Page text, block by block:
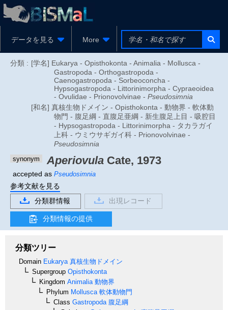
データを見る More
分類 : [学名] Eukarya - Opisthokonta - Animalia - Mollusca -
Gastropoda - Orthogastropoda -
Caenogastropoda - Sorbeoconcha -
Hypsogastropoda - Littorinimorpha - Cypraeoidea
- Ovulidae - Prionovolvinae - Pseudosimnia
[和名] 真核生物ドメイン - Opisthokonta - 動物界 - 軟体動
物門 - 腹足綱 - 直腹足亜綱 - 新生腹足上目 - 吸腔目
- Hypsogastropoda - Littorinimorpha - タカラガイ
上科 - ウミウサギガイ科 - Prionovolvinae -
Pseudosimnia
synonym Aperiovula Cate, 1973
accepted as Pseudosimnia
参考文献を見る
分類群情報
出現レコード
分類情報の提供
分類ツリー
Domain Eukarya 真核生物ドメイン
Supergroup Opisthokonta
Kingdom Animalia 動物界
Phylum Mollusca 軟体動物門
Class Gastropoda 腹足綱